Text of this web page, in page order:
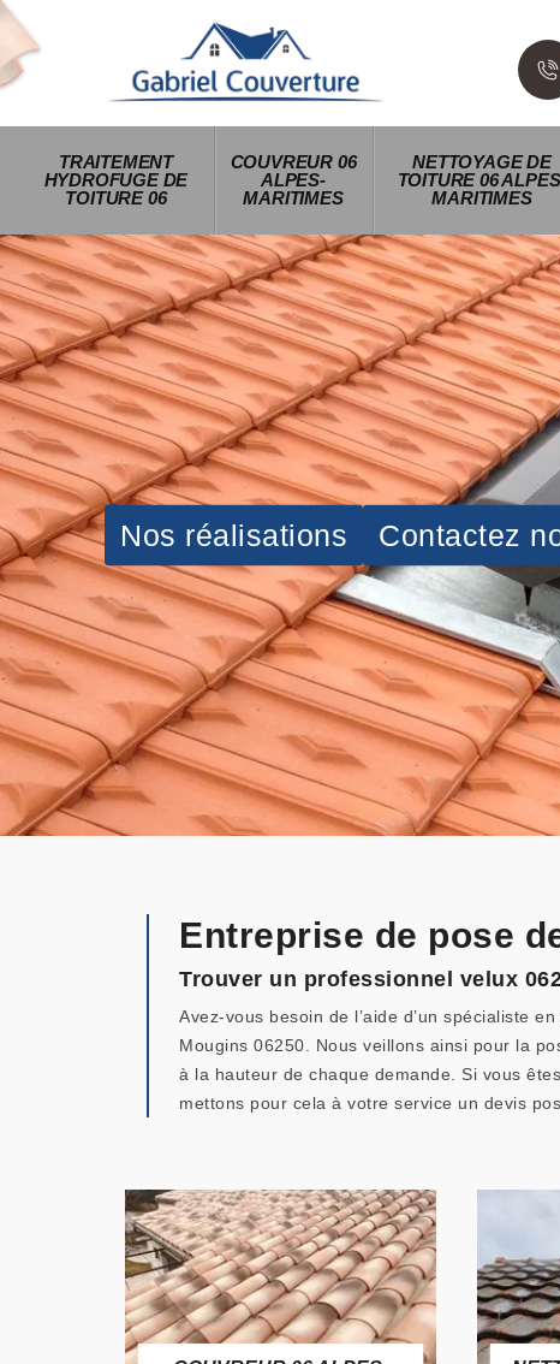
TRAITEMENT
HYDROFUGE DE
TOITURE 06
COUVREUR 06
ALPES-
MARITIMES
NETTOYAGE DE
TOITURE 06
MARITIMES
Nos réalisations Contactez
Entreprise de pose
Trouver un professionnel velux
Avez-vous besoin de l’aide d’un spécialiste
Mougins 06250. Nous veillons ainsi pour la
à la hauteur de chaque demande. Si vous
mettons pour cela à votre service un devis